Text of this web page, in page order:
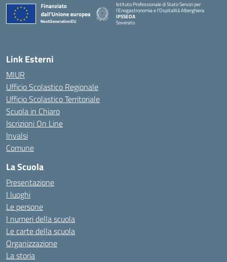
Istituto Professionale di Stato Servizi per
l'Enogastronomia e l'Ospitalità Alberghiera
IPSSEOA
Soverato
Link Esterni
MIUR
Ufficio Scolastico Regionale
Ufficio Scolastico Territoriale
Scuola in Chiaro
Iscrizioni On Line
Invalsi
Comune
La Scuola
Presentazione
I luoghi
Le persone
I numeri della scuola
Le carte della scuola
Organizzazione
La storia